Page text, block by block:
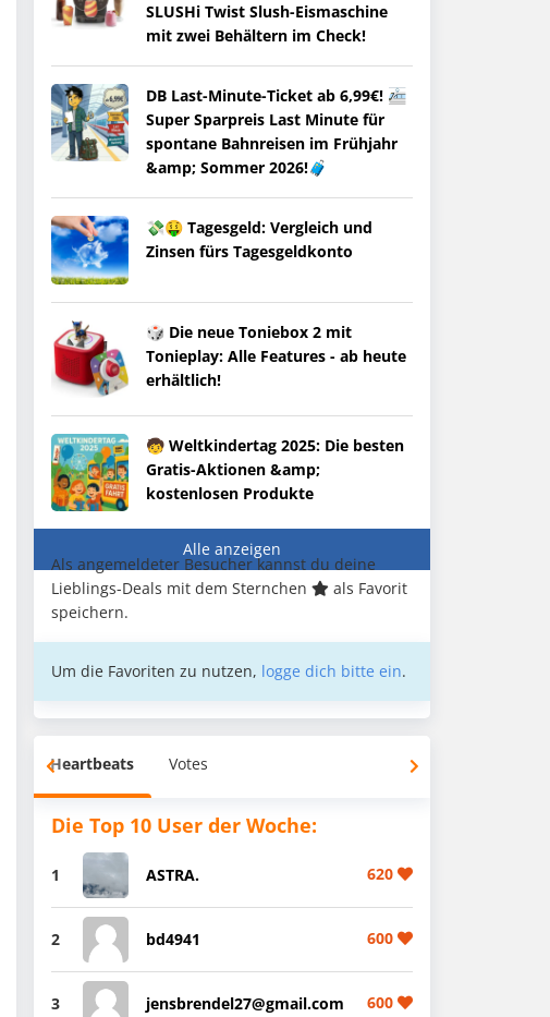
SLUSHi Twist Slush-Eismaschine
mit zwei Behältern im Check!
DB Last-Minute-Ticket ab 6,99€! 🚈
Super Sparpreis Last Minute für
spontane Bahnreisen im Frühjahr
&amp; Sommer 2026!🧳
💸🤑 Tagesgeld: Vergleich und
Zinsen fürs Tagesgeldkonto
🎲 Die neue Toniebox 2 mit
Tonieplay: Alle Features - ab heute
erhältlich!
🧒 Weltkindertag 2025: Die besten
Gratis-Aktionen &amp;
kostenlosen Produkte
Alle anzeigen
Als angemeldeter Besucher kannst du deine
Lieblings-Deals mit dem Sternchen
als Favorit
speichern.
Um die Favoriten zu nutzen, logge dich bitte ein.
Heartbeats Votes
Die Top 10 User der Woche:
1 ASTRA. 620
2 bd4941 600
3 jensbrendel27@gmail.com 600